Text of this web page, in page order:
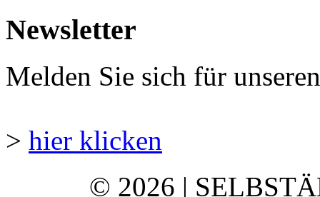
Newsletter
Melden Sie sich für
> hier klicken
© 2026 |